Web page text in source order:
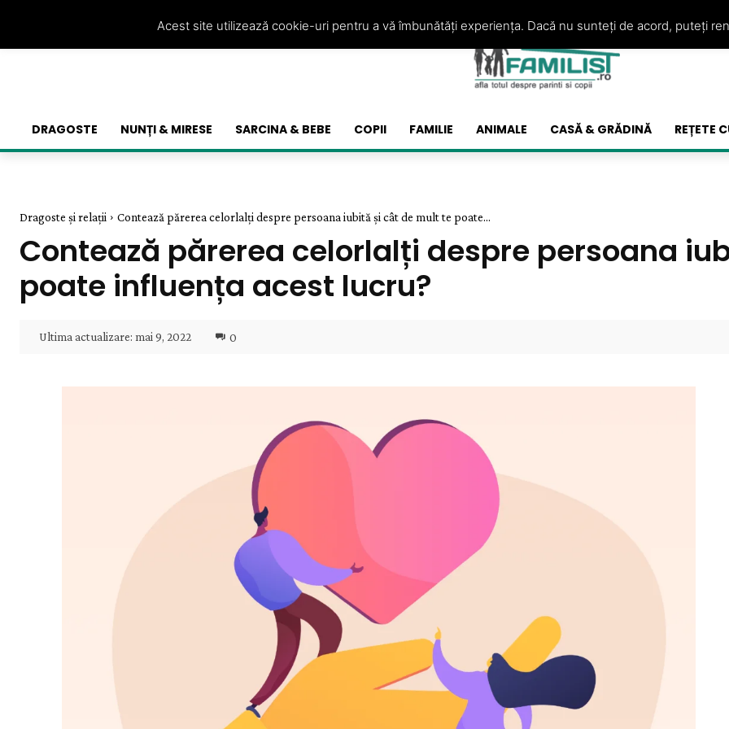
DRAGOSTE NUNȚI & MIRESE SARCINA & BEBE COPII FAMILIE ANIMALE CASĂ & GRĂDINĂ REȚETE
Dragoste și relații Contează părerea celorlalți despre persoana iubită și cât de mult te poate...
Contează părerea celorlalți despre persoana
poate influența acest lucru?
Ultima actualizare: mai 9, 2022 0
Acest site utilizează cookie-uri pentru a vă îmbunătăți experiența. Dacă nu sunteți de acord, puteți